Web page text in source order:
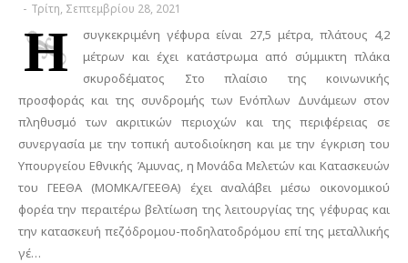
- Τρίτη, Σεπτεμβρίου 28, 2021
Η
συγκεκριμένη γέφυρα είναι 27,5 μέτρα, πλάτους 4,2
μέτρων και έχει κατάστρωμα από σύμμικτη πλάκα
σκυροδέματος Στο πλαίσιο της κοινωνικής
προσφοράς και της συνδρομής των Ενόπλων Δυνάμεων στον
πληθυσμό των ακριτικών περιοχών και της περιφέρειας σε
συνεργασία με την τοπική αυτοδιοίκηση και με την έγκριση του
Υπουργείου Εθνικής Άμυνας, η Μονάδα Μελετών και Κατασκευών
του ΓΕΕΘΑ (ΜΟΜΚΑ/ΓΕΕΘΑ) έχει αναλάβει μέσω οικονομικού
φορέα την περαιτέρω βελτίωση της λειτουργίας της γέφυρας και
την κατασκευή πεζόδρομου-ποδηλατοδρόμου επί της μεταλλικής
γέ…